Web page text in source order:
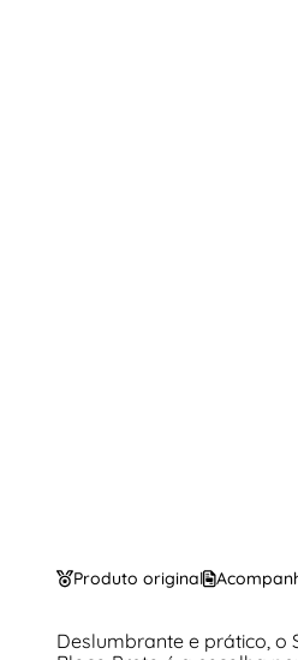
Produto original
Deslumbrante e prático, o